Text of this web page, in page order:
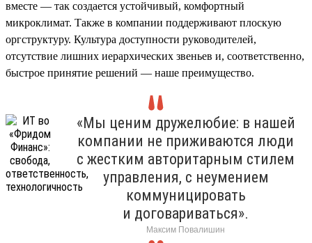
вместе — так создается устойчивый, комфортный
микроклимат. Также в компании поддерживают плоскую
оргструктуру. Культура доступности руководителей,
отсутствие лишних иерархических звеньев и, соответственно,
быстрое принятие решений — наше преимущество.
«Мы ценим дружелюбие: в нашей
компании не приживаются люди
с жестким авторитарным стилем
управления, с неумением
коммуницировать
и договариваться».
Максим Повалишин